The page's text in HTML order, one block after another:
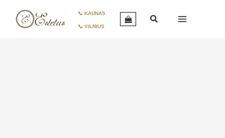
turinio
📞 KAUNAS
📞 VILNIUS
kiekis:
Lokalių